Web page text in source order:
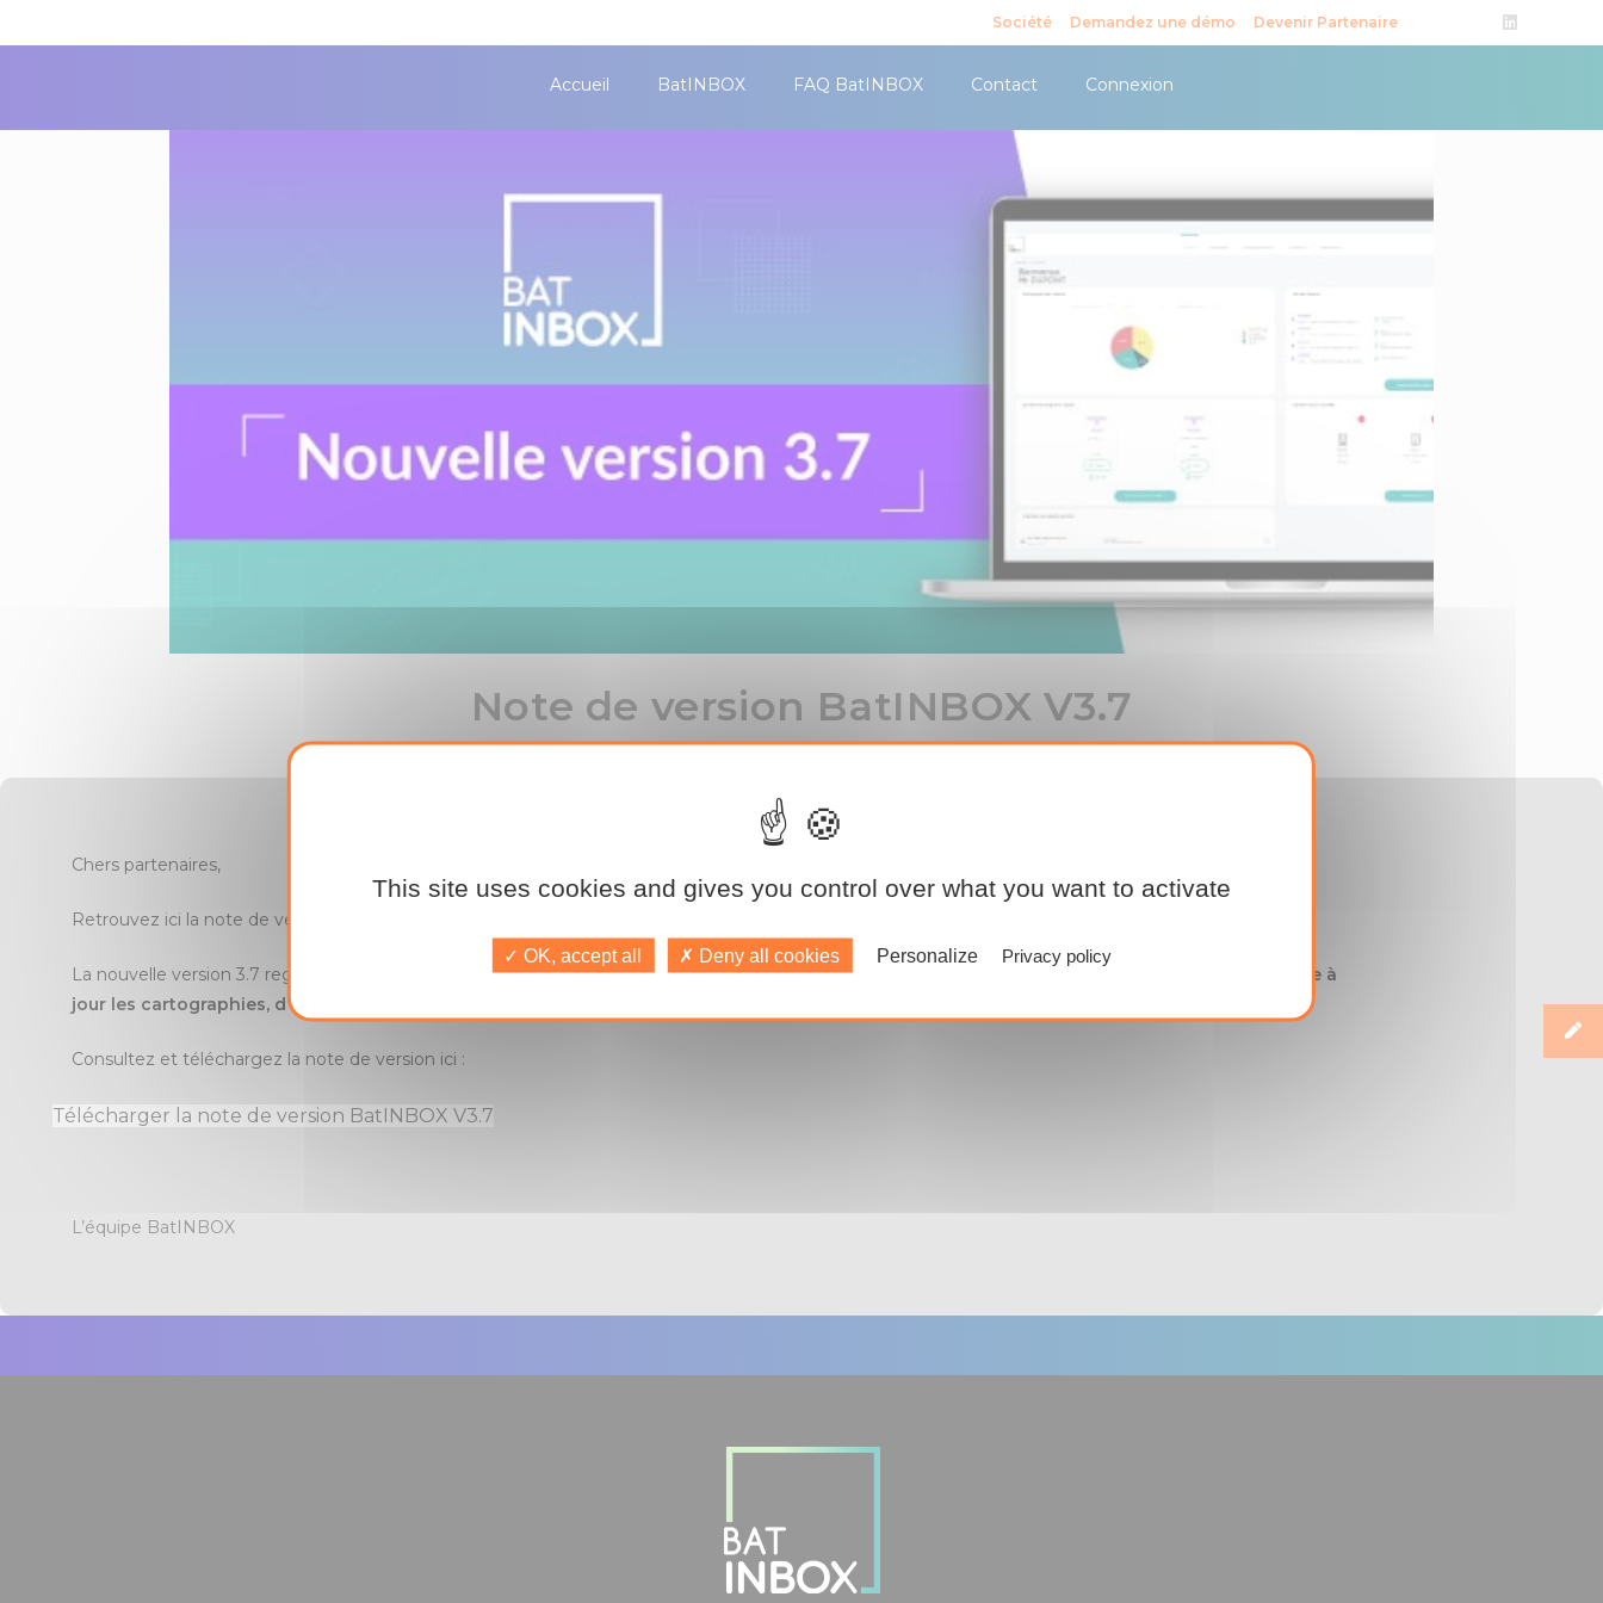
Société Demandez une démo Devenir Partenaire
Accueil BatINBOX FAQ BatINBOX Contact Connexion
Note de version BatINBOX V3.7
Chers partenaires,
Retrouvez ici la note de version avec les nouvelles fonctionnalités de la nouvelle version 3.7 de BatINBOX.
La nouvelle version 3.7 regroupe de nombreuses mises à jour qui vont vous permettrede créer un nouveau profil « Opérateur intégrateur »,
mettre à
jour les cartographies, d’optimiser vos recherches grâce à des filtres,
Consultez et téléchargez la note de version ici :
Télécharger la note de version BatINBOX V3.7
L’équipe BatINBOX
This site uses cookies and gives you control over what you want to activate
OK, accept all Deny all cookies Personalize Privacy policy